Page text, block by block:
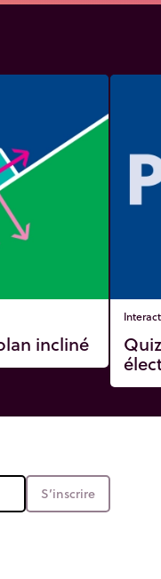
incliné
S’inscrire